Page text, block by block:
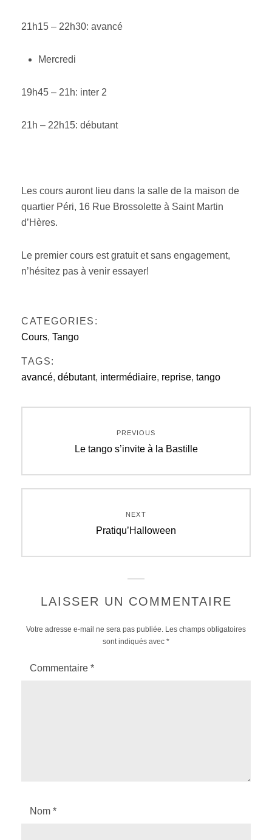
21h15 – 22h30: avancé
Mercredi
19h45 – 21h: inter 2
21h – 22h15: débutant
Les cours auront lieu dans la salle de la maison de
quartier Péri, 16 Rue Brossolette à Saint Martin
d’Hères.
Le premier cours est gratuit et sans engagement,
n’hésitez pas à venir essayer!
CATEGORIES:
Cours, Tango
TAGS:
avancé, débutant, intermédiaire, reprise, tango
l’article
PREVIOUS
Previous
Le tango s’invite à la Bastille
NEXT
Next
Pratiqu’Halloween
LAISSER UN COMMENTAIRE
Votre adresse e-mail ne sera pas publiée. Les champs obligatoires
sont indiqués avec *
Commentaire *
Nom *